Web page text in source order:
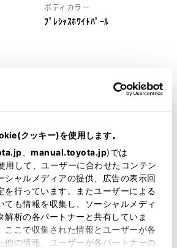
クッキー)を使用します。
manual.toyota.jp)では
して、ユーザーに合わせたコンテン
シャルメディアの提供、広告の表示回
を行っています。またユーザーによる
ても情報を収集し、ソーシャルメディ
解析の各パートナーと共有していま
ここで収集された情報とユーザーが各
他の情報、ユーザーが各パートナーの
ボディカラー
ﾌﾟﾚｼｬｽﾎﾜｲﾄﾊﾟｰﾙ
装備説明/用語解説